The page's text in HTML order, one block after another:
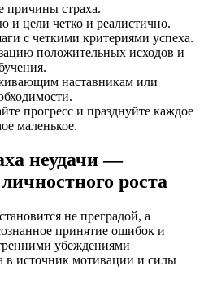
причины страха.
и цели четко и реалистично.
с четкими критериями успеха.
положительных исходов и
наставникам или
прогресс и празднуйте каждое
маленькое.
неудачи —
роста
не преградой, а
принятие ошибок и
убеждениями
в источник мотивации и силы